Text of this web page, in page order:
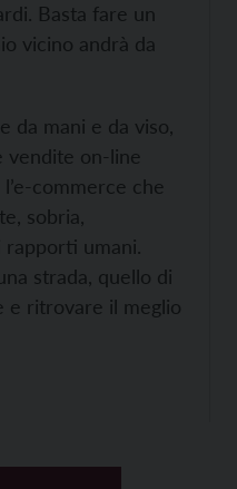
Basta fare un
vicino andrà da
da mani e da viso,
vendite on-line
commerce che
sobria,
rapporti umani.
strada, quello di
e ritrovare il meglio